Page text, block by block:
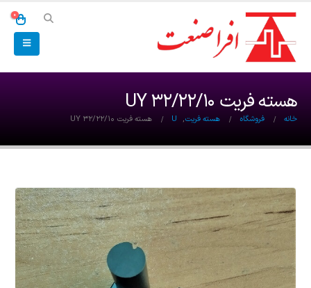
0
هسته فریت UY 32/22/10
خانه فروشگاه هسته فریت,
U هسته فریت UY 32/22/10